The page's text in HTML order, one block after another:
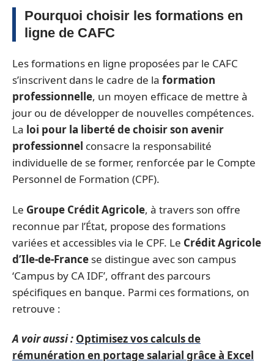
Pourquoi choisir les formations en
ligne de CAFC
Les formations en ligne proposées par le CAFC
s’inscrivent dans le cadre de la formation
professionnelle, un moyen efficace de mettre à
jour ou de développer de nouvelles compétences.
La loi pour la liberté de choisir son avenir
professionnel consacre la responsabilité
individuelle de se former, renforcée par le Compte
Personnel de Formation (CPF).
Le Groupe Crédit Agricole, à travers son offre
reconnue par l’État, propose des formations
variées et accessibles via le CPF. Le Crédit Agricole
d’Ile-de-France se distingue avec son campus
‘Campus by CA IDF’, offrant des parcours
spécifiques en banque. Parmi ces formations, on
retrouve :
A voir aussi : Optimisez vos calculs de
rémunération en portage salarial grâce à Excel